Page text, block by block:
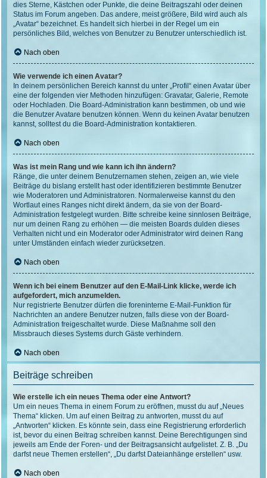
dies Sterne, Kästchen oder Punkte, die deine Beitragszahl oder deinen
Status im Forum angeben. Das andere, meist größere, Bild wird auch als
„Avatar“ bezeichnet. Es handelt sich hierbei in der Regel um ein
persönliches Bild, welches von Benutzer zu Benutzer unterschiedlich ist.
Nach oben
Wie verwende ich einen Avatar?
In deinem persönlichen Bereich kannst du unter „Profil“ einen Avatar über
eine der folgenden vier Methoden hinzufügen: Gravatar, Galerie, Remote
oder Hochladen. Die Board-Administration kann bestimmen, ob und wie
die Benutzer Avatare benutzen können. Wenn du keinen Avatar benutzen
kannst, solltest du die Board-Administration kontaktieren.
Nach oben
Was ist mein Rang und wie kann ich ihn ändern?
Ränge, die unter deinem Benutzernamen stehen, zeigen an, wie viele
Beiträge du bislang erstellt hast oder identifizieren bestimmte Benutzer
wie Moderatoren und Administratoren. Normalerweise kannst du den
Wortlaut eines Ranges nicht direkt ändern, da sie von der Board-
Administration festgelegt wurden. Bitte schreibe keine sinnlosen Beiträge,
nur um deinen Rang zu erhöhen — die meisten Boards dulden dieses
Verhalten nicht und ein Moderator oder Administrator wird deinen Rang
unter Umständen einfach wieder zurücksetzen.
Nach oben
Wenn ich bei einem Benutzer auf den E-Mail-Link klicke, werde ich
aufgefordert, mich anzumelden.
Nur registrierte Benutzer dürfen die foreninterne E-Mail-Funktion für
Nachrichten an andere Benutzer nutzen, falls diese von der Board-
Administration freigeschaltet wurde. Diese Maßnahme soll den
Missbrauch dieses Systems durch Gäste verhindern.
Nach oben
Beiträge schreiben
Wie erstelle ich ein neues Thema oder eine Antwort?
Um ein neues Thema in einem Forum zu eröffnen, musst du auf „Neues
Thema“ klicken. Um auf einen Beitrag zu antworten, musst du auf
„Antworten“ klicken. Es könnte sein, dass eine Registrierung erforderlich
ist, bevor du einen Beitrag schreiben kannst. Deine Berechtigungen sind
jeweils am Ende der Foren- und der Beitragsansicht aufgelistet. Z. B. „Du
darfst neue Themen erstellen“, „Du darfst Dateianhänge erstellen“ usw.
Nach oben